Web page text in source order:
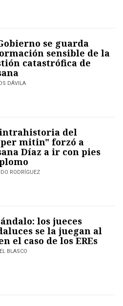
se guarda
sensible de la
catastrófica de
DÁVILA
del
mitin" forzó a
Díaz a ir con pies
RODRÍGUEZ
los jueces
se la juegan al
el caso de los EREs
BLASCO